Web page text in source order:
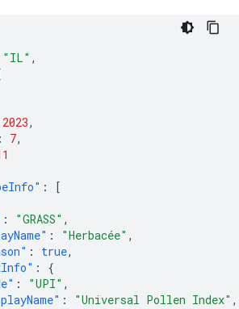
"IL" ,
2023,
: 7,
:
[
: "GRASS" ,
: "Herbacée" ,
: true,
:
{
: "UPI" ,
: "Universal Pollen Index" ,